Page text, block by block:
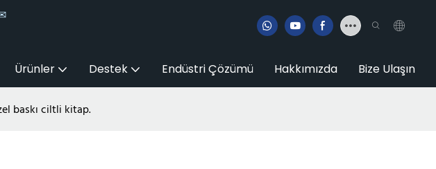
Ürünler Destek Endüstri Çözümü Hakkımızda Bize Ulaşın
baskı ciltli kitap.